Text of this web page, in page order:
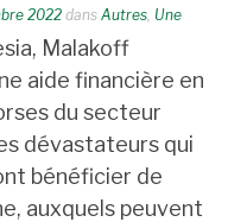
2022 dans Autres Une
Malakoff
aide financière en
du secteur
dévastateurs qui
bénéficier de
auxquels peuvent